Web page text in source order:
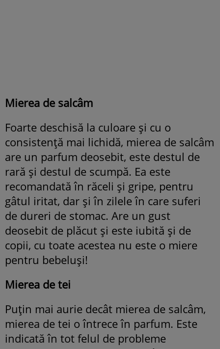
Mierea de salcâm
Foarte deschisă la culoare și cu o
consistență mai lichidă, mierea de salcâm
are un parfum deosebit, este destul de
rară și destul de scumpă. Ea este
recomandată în răceli și gripe, pentru
gâtul iritat, dar și în zilele în care suferi
de dureri de stomac. Are un gust
deosebit de plăcut și este iubită și de
copii, cu toate acestea nu este o miere
pentru bebeluși!
Mierea de tei
Puțin mai aurie decât mierea de salcâm,
mierea de tei o întrece în parfum. Este
indicată în tot felul de probleme